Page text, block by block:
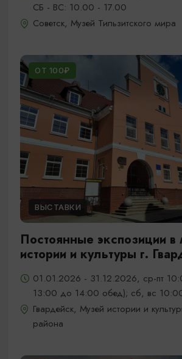
СБ - ВС: 10.00 - 17.00
Советск, Музей Тильзитского мира
ОТ 100₽
ВЫСТАВКИ
Постоянные экспозиции в
истории и культуры г.
01.01.2026 - 31.12.2026, ср-пт
13:00 до 14:00 обед); сб, вс
Гвардейск, Музей истории и
района